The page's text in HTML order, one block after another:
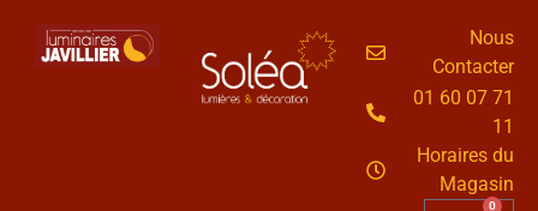
Nous
Contacter
01 60 07 71
11
Horaires du
Magasin
0